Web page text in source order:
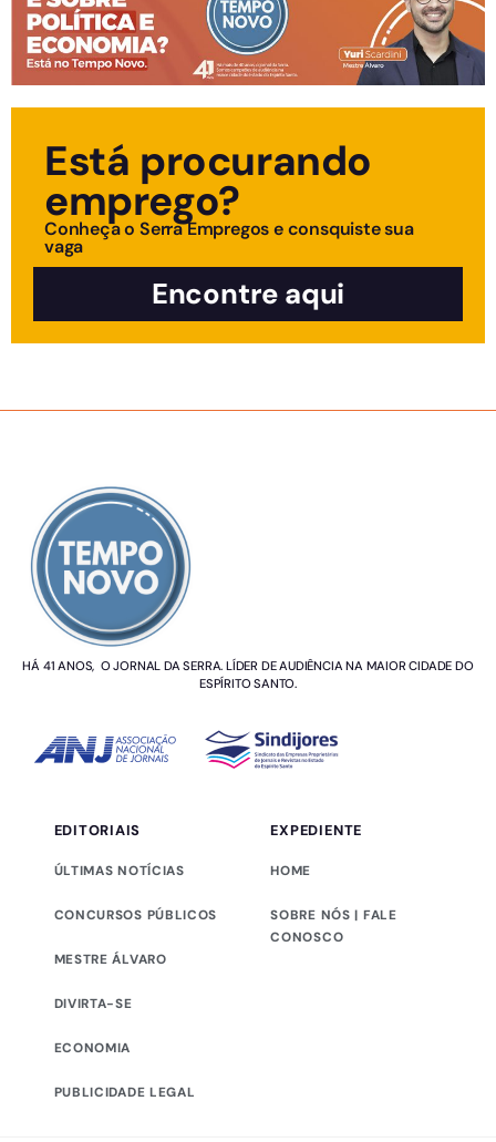
Está procurando
emprego?
Conheça o Serra Empregos e consquiste sua
vaga
Encontre aqui
HÁ 41 ANOS, O JORNAL DA SERRA. LÍDER DE AUDIÊNCIA NA MAIOR CIDADE DO
ESPÍRITO SANTO.
EDITORIAIS
ÚLTIMAS NOTÍCIAS
CONCURSOS PÚBLICOS
MESTRE ÁLVARO
DIVIRTA-SE
ECONOMIA
PUBLICIDADE LEGAL
EXPEDIENTE
HOME
SOBRE NÓS | FALE
CONOSCO